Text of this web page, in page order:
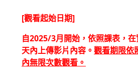
[觀看起始日期]
自2025/3月開始，依照課表，
天內上傳影片內容。 觀看期限依
內無限次數觀看。